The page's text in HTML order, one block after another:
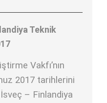
Teknik
Vakfı’nın
2017 tarihlerini
– Finlandiya